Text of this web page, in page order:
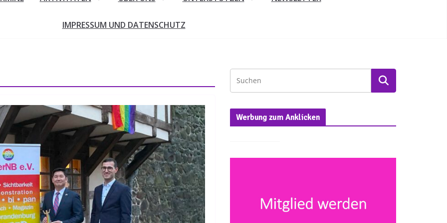
IMPRESSUM UND DATENSCHUTZ
Werbung zum Anklicken